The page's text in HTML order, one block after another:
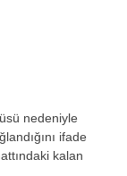
nedeniyle
ifade
kalan